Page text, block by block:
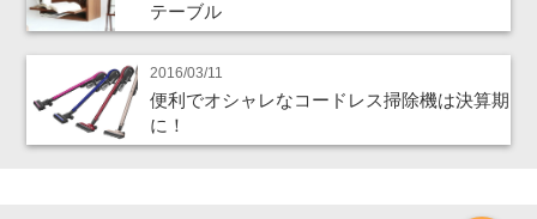
テーブル
2016/03/11
便利でオシャレなコードレス掃除機は決算期
に！